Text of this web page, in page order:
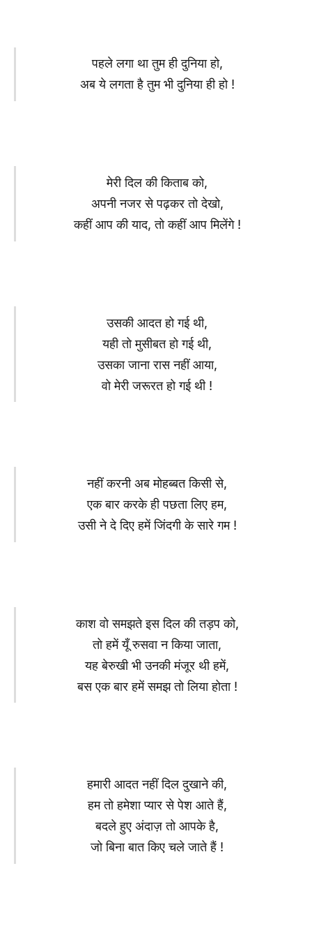
पहले लगा था तुम ही दुनिया हो,
अब ये लगता है तुम भी दुनिया ही हो !
मेरी दिल की किताब को,
अपनी नजर से पढ़कर तो देखो,
कहीं आप की याद, तो कहीं आप मिलेंगे !
उसकी आदत हो गई थी,
यही तो मुसीबत हो गई थी,
उसका जाना रास नहीं आया,
वो मेरी जरूरत हो गई थी !
नहीं करनी अब मोहब्बत किसी से,
एक बार करके ही पछता लिए हम,
उसी ने दे दिए हमें जिंदगी के सारे गम !
काश वो समझते इस दिल की तड़प को,
तो हमें यूँ रुसवा न किया जाता,
यह बेरुखी भी उनकी मंजूर थी हमें,
बस एक बार हमें समझ तो लिया होता !
हमारी आदत नहीं दिल दुखाने की,
हम तो हमेशा प्यार से पेश आते हैं,
बदले हुए अंदाज़ तो आपके है,
जो बिना बात किए चले जाते हैं !